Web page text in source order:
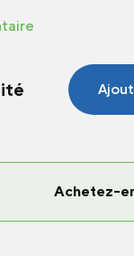
quantité
d'eau
Achetez-